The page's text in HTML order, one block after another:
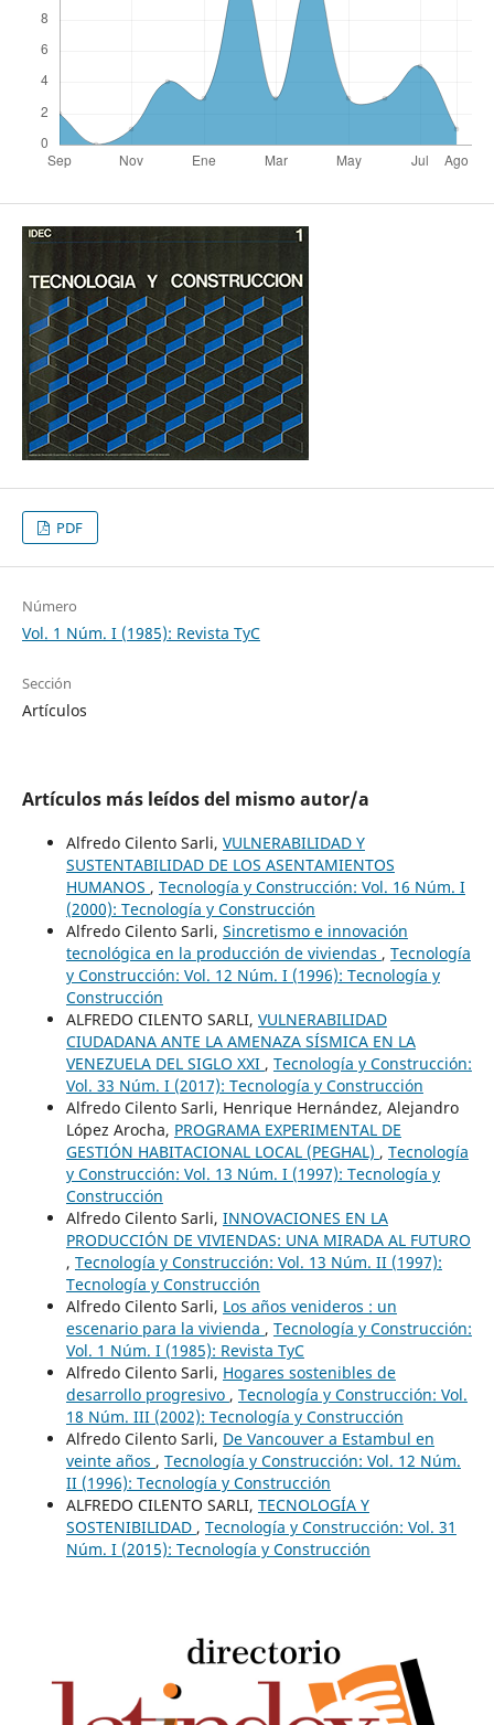
PDF
Número
Vol. 1 Núm. I (1985): Revista TyC
Sección
Artículos
Artículos más leídos del mismo autor/a
Alfredo Cilento Sarli, VULNERABILIDAD Y
SUSTENTABILIDAD DE LOS ASENTAMIENTOS
HUMANOS , Tecnología y Construcción: Vol. 16 Núm. I
(2000): Tecnología y Construcción
Alfredo Cilento Sarli, Sincretismo e innovación
tecnológica en la producción de viviendas , Tecnología
y Construcción: Vol. 12 Núm. I (1996): Tecnología y
Construcción
ALFREDO CILENTO SARLI, VULNERABILIDAD
CIUDADANA ANTE LA AMENAZA SÍSMICA EN LA
VENEZUELA DEL SIGLO XXI , Tecnología y Construcción:
Vol. 33 Núm. I (2017): Tecnología y Construcción
Alfredo Cilento Sarli, Henrique Hernández, Alejandro
López Arocha, PROGRAMA EXPERIMENTAL DE
GESTIÓN HABITACIONAL LOCAL (PEGHAL) , Tecnología
y Construcción: Vol. 13 Núm. I (1997): Tecnología y
Construcción
Alfredo Cilento Sarli, INNOVACIONES EN LA
PRODUCCIÓN DE VIVIENDAS: UNA MIRADA AL FUTURO
, Tecnología y Construcción: Vol. 13 Núm. II (1997):
Tecnología y Construcción
Alfredo Cilento Sarli, Los años venideros : un
escenario para la vivienda , Tecnología y Construcción:
Vol. 1 Núm. I (1985): Revista TyC
Alfredo Cilento Sarli, Hogares sostenibles de
desarrollo progresivo , Tecnología y Construcción: Vol.
18 Núm. III (2002): Tecnología y Construcción
Alfredo Cilento Sarli, De Vancouver a Estambul en
veinte años , Tecnología y Construcción: Vol. 12 Núm.
II (1996): Tecnología y Construcción
ALFREDO CILENTO SARLI, TECNOLOGÍA Y
SOSTENIBILIDAD , Tecnología y Construcción: Vol. 31
Núm. I (2015): Tecnología y Construcción